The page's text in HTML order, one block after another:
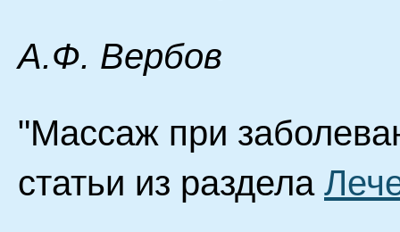
А.Ф. Вербов
"Массаж при
статьи из раздела